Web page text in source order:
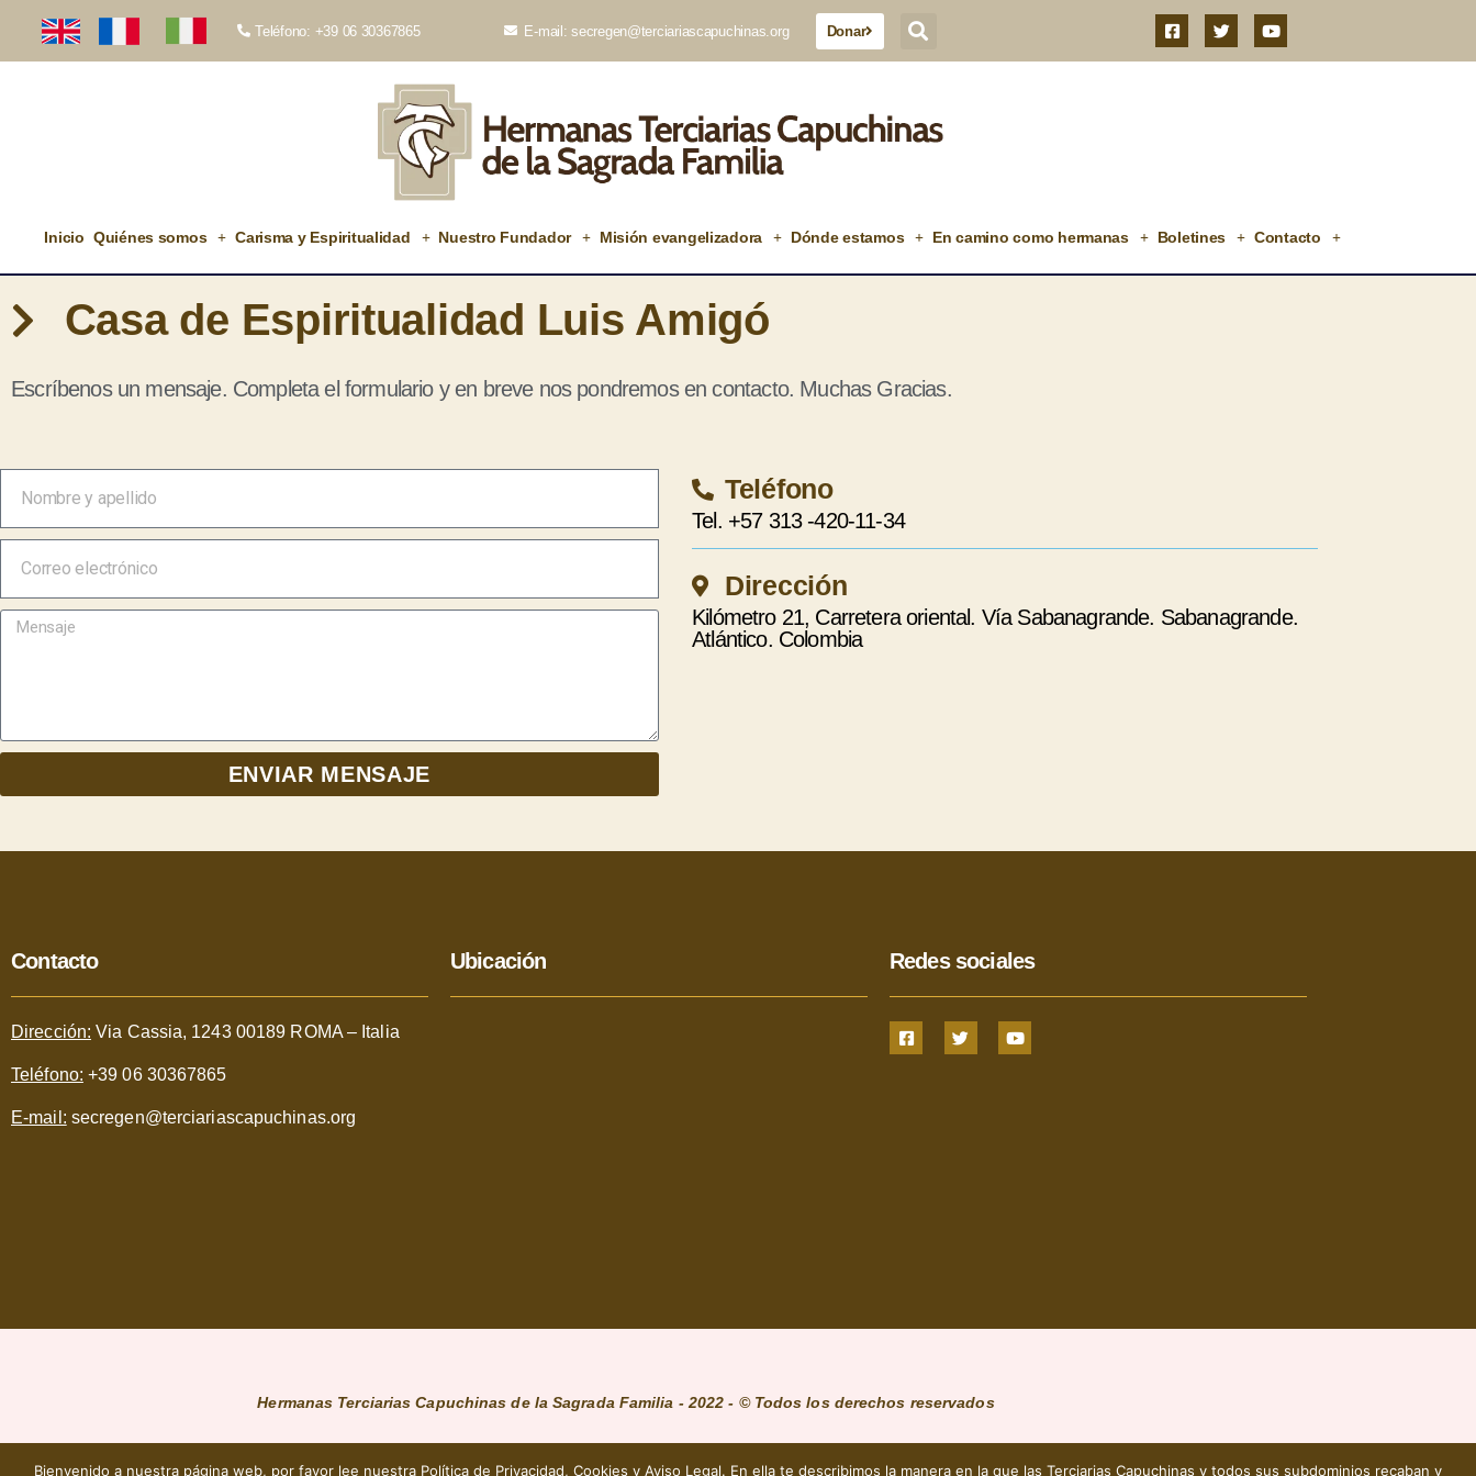
Teléfono: +39 06 30367865 E-mail: secregen@terciariascapuchinas.org Donar
Inicio Quiénes somos Carisma y Espiritualidad Nuestro Fundador Misión evangelizadora Dónde estamos En camino como hermanas Boletines Contacto
Casa de Espiritualidad Luis Amigó
Escríbenos un mensaje. Completa el formulario y en breve nos pondremos en contacto. Muchas Gracias.
ENVIAR MENSAJE
Teléfono
Tel. +57 313 -420-11-34
Dirección
Kilómetro 21, Carretera oriental. Vía Sabanagrande. Sabanagrande.
Atlántico. Colombia
Contacto
Dirección: Via Cassia, 1243 00189 ROMA – Italia
Teléfono: +39 06 30367865
E-mail: secregen@terciariascapuchinas.org
Ubicación Redes sociales
Hermanas Terciarias Capuchinas de la Sagrada Familia - 2022 - © Todos los derechos reservados
Bienvenido a nuestra página web, por favor lee nuestra Política de Privacidad, Cookies y Aviso Legal. En ella te describimos la manera en la que las Terciarias Capuchinas y todos sus subdominios recaban y